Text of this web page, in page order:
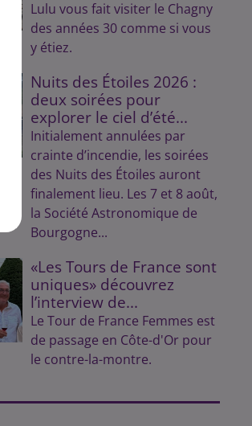
Lulu vous fait visiter le Chagny
des années 30 comme si vous
y étiez.
Nuits des Étoiles 2026 :
deux soirées pour
explorer le ciel d’été...
Initialement annulées par
crainte d’incendie, les soirées
des Nuits des Étoiles auront
finalement lieu. Les 7 et 8 août,
la Société Astronomique de
Bourgogne...
«Les Tours de France sont
uniques» découvrez
l’interview de...
Le Tour de France Femmes est
de passage en Côte-d'Or pour
le contre-la-montre.